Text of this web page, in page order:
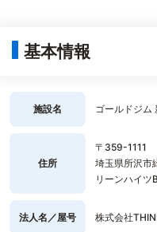
基本情報
施設名 ゴールドジム
住所
〒359-1111
埼玉県所沢市
リーンハイツ
法人名／屋号 株式会社